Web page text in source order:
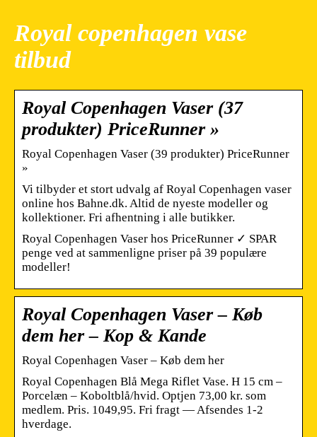
Royal copenhagen vase
tilbud
Royal Copenhagen Vaser (37
produkter) PriceRunner »
Royal Copenhagen Vaser (39 produkter) PriceRunner
»
Vi tilbyder et stort udvalg af Royal Copenhagen vaser
online hos Bahne.dk. Altid de nyeste modeller og
kollektioner. Fri afhentning i alle butikker.
Royal Copenhagen Vaser hos PriceRunner ✓ SPAR
penge ved at sammenligne priser på 39 populære
modeller!
Royal Copenhagen Vaser – Køb
dem her – Kop & Kande
Royal Copenhagen Vaser – Køb dem her
Royal Copenhagen Blå Mega Riflet Vase. H 15 cm –
Porcelæn – Koboltblå/hvid. Optjen 73,00 kr. som
medlem. Pris. 1049,95. Fri fragt — Afsendes 1-2
hverdage.